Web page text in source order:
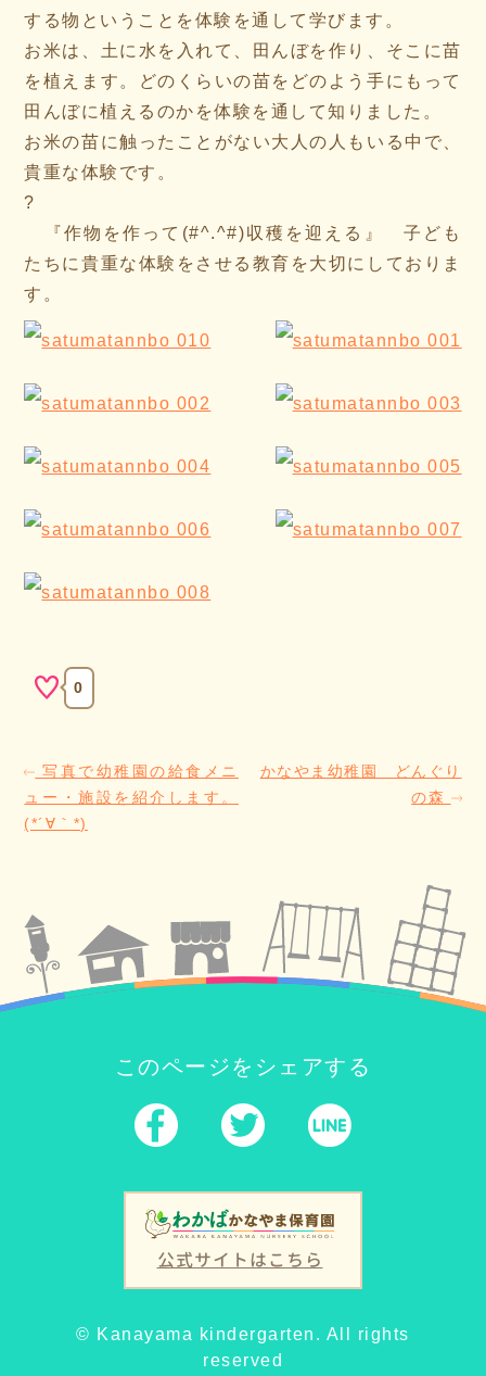
する物ということを体験を通して学びます。
お米は、土に水を入れて、田んぼを作り、そこに苗
を植えます。どのくらいの苗をどのよう手にもって
田んぼに植えるのかを体験を通して知りました。
お米の苗に触ったことがない大人の人もいる中で、
貴重な体験です。
?
『作物を作って(#^.^#)収穫を迎える』 子ども
たちに貴重な体験をさせる教育を大切にしておりま
す。
0
写真で幼稚園の給食メニ
ュー・施設を紹介します。
(*´∀｀*)
かなやま幼稚園 どんぐり
の森
このページをシェアする
公式サイトはこちら
© Kanayama kindergarten. All rights
reserved